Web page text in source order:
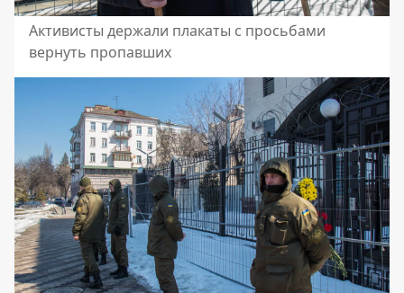
Активисты держали плакаты с просьбами
вернуть пропавших